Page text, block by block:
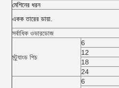
মেশিনের ধরন
একক তারের ডায়া.
সর্বাধিক ওভারডোজ
স্ট্র্যাংড পিচ
6
12
18
24
6